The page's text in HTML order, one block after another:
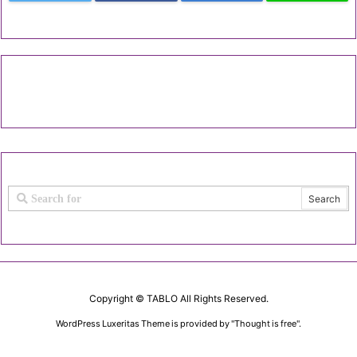
Copyright © TABLOAll Rights Reserved.
WordPress Luxeritas Theme is provided by "Thought is free".